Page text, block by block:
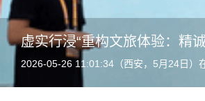
虚实行浸“重构文旅体验：精
2026-05-26 11:01:34（西安，5月24日）
目，连续多日保持满负荷运转。...